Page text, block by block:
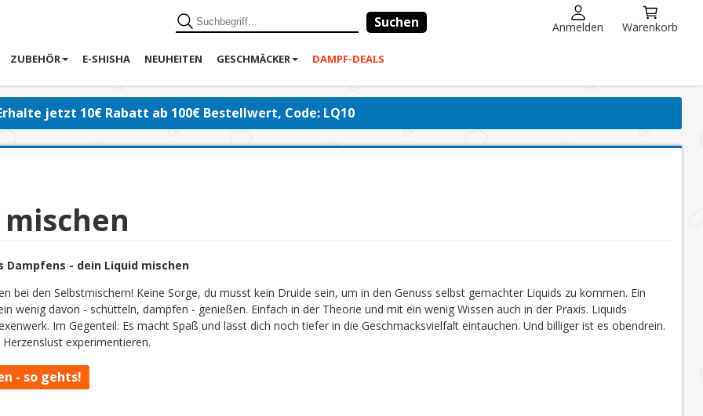
Suchen Anmelden Warenkorb
ZUBEHÖR E-SHISHA NEUHEITEN GESCHMÄCKER DAMPF-DEALS
jetzt 10€ Rabatt ab 100€ Bestellwert, Code: LQ10
Dampfens - dein Liquid mischen
bei den Selbstmischern! Keine Sorge, du musst kein Druide sein, um in den Genuss selbst gemachter Liquids zu kommen. Ein
wenig davon - schütteln, dampfen - genießen. Einfach in der Theorie und mit ein wenig Wissen auch in der Praxis. Liquids
Im Gegenteil: Es macht Spaß und lässt dich noch tiefer in die Geschmacksvielfalt eintauchen. Und billiger ist es obendrein.
experimentieren.
- so gehts!